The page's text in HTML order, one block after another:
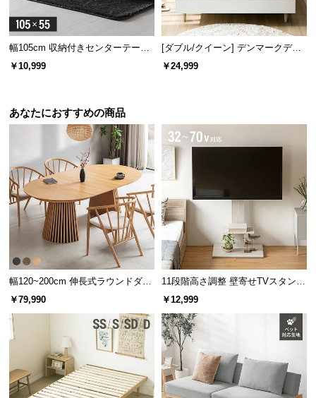
幅105cm 収納付きセンターテーブ
ル
￥10,999
[ダブル/クイーン] デンマークデザ
イン ベッドフレーム 木目調
￥24,999
あなたにおすすめの商品
幅120~200cm 伸長式ラウンドダイ
ニングテーブル 6人掛け 天然木突
板 美しい格子デザイン
￥79,990
11段階高さ調整 壁寄せTVスタンド
キャスター付き 上下左右角度調節
￥12,999